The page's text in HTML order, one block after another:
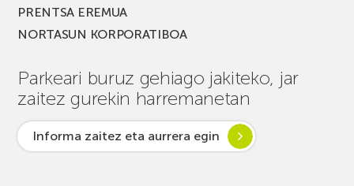
PRENTSA EREMUA
NORTASUN KORPORATIBOA
Parkeari buruz gehiago jakiteko, jar
zaitez gurekin harremanetan
Informa zaitez eta aurrera egin